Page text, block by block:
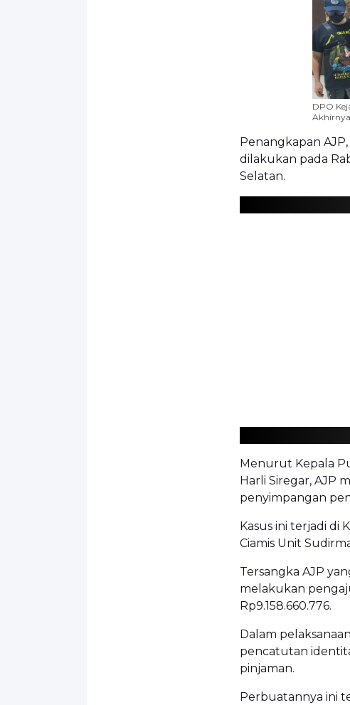
DPO
Penangkapan AJP,
dilakukan pada
Selatan.
Menurut Kepala
Harli Siregar, AJP
penyimpangan
Kasus ini terjadi di
Ciamis Unit
Tersangka AJP
melakukan
Rp9.158.660.776.
Dalam
pencatutan
pinjaman.
Perbuatannya ini